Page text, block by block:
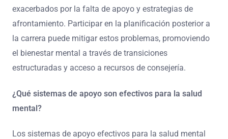
exacerbados por la falta de apoyo y estrategias de
afrontamiento. Participar en la planificación posterior a
la carrera puede mitigar estos problemas, promoviendo
el bienestar mental a través de transiciones
estructuradas y acceso a recursos de consejería.
¿Qué sistemas de apoyo son efectivos para la salud
mental?
Los sistemas de apoyo efectivos para la salud mental